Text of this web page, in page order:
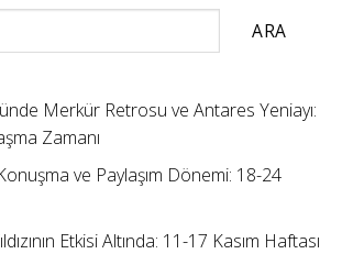
ARA
Merkür Retrosu ve Antares Yeniayı:
Zamanı
ve Paylaşım Dönemi: 18-24
Etkisi Altında: 11-17 Kasım Haftası